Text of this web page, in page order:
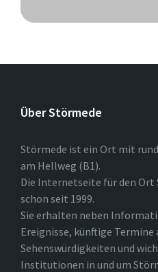
Über Störmede
Störmede ist ein Ort mit
am Hellweg (B1).
Die Internetseite für den
schon seit 1999.
Sie erhalten neben
Ereignisse, künftige Termine
Sehenswürdigkeiten und
Institutionen in und um